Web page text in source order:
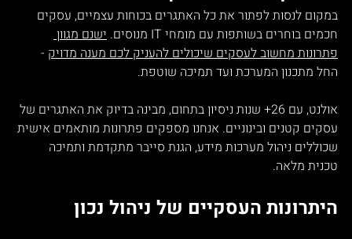
במקום לנסות לפתור את כל האתגרים בכוחות עצמיים, עסקים
חכמים בוחרים בשותפות עם מומחי IT מנוסים.
ישנם מגוון
פתרונות מחשוב לעסקים שיכולים להעניק לכם מענה מדויק -
החל מתכנון המערכת ועד תמיכה שוטפת.
אולנט, עם 26+ שנות ניסיון בתחום, מבינה בדיוק את האתגרים של
עסקים קטנים ובינוניים. אנחנו מספקים פתרונות מותאמים אישית
שכוללים ניהול מערכות מידע, הגנת סייבר מתקדמת ותמיכה
טכנית מלאה.
היתרונות העסקיים של ניהול נכון